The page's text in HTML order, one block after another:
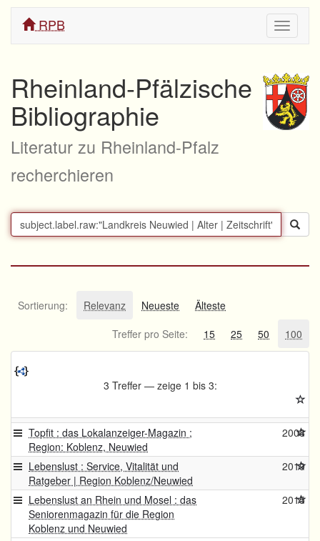
ein/
RPB
Rheinland-Pfälzische
Bibliographie
Literatur zu Rheinland-Pfalz
recherchieren
Sortierung: Relevanz Neueste
Älteste
Treffer pro Seite:
15 25 50 100
3 Treffer — zeige 1 bis 3:
Topfit : das Lokalanzeiger-Magazin ;
Region: Koblenz, Neuwied
2008
Lebenslust : Service, Vitalität und
Ratgeber | Region Koblenz/Neuwied
2019
Lebenslust an Rhein und Mosel : das
Seniorenmagazin für die Region
Koblenz und Neuwied
2015